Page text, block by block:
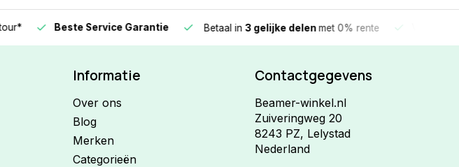
Beste Service Garantie Betaal in3 gelijke delenmet 0% rente Vandaag
Informatie
Over ons
Blog
Merken
Categorieën
Contactgegevens
Beamer-winkel.nl
Zuiveringweg 20
8243 PZ, Lelystad
Nederland